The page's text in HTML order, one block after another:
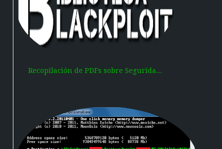
Recopilación de PDFs sobre Segurida...